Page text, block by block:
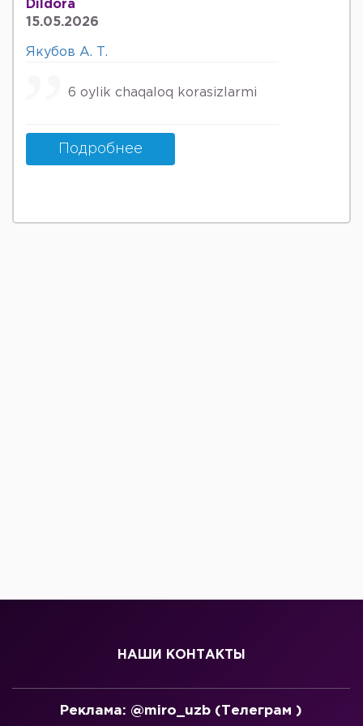
Dildora
15.05.2026
Якубов А. Т.
6 oylik chaqaloq korasizlarmi
Подробнее
НАШИ КОНТАКТЫ
Реклама: @miro_uzb (Телеграм )